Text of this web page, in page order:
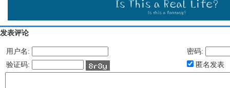
发表评论
用户名:
密码:
验证码:
匿名发表